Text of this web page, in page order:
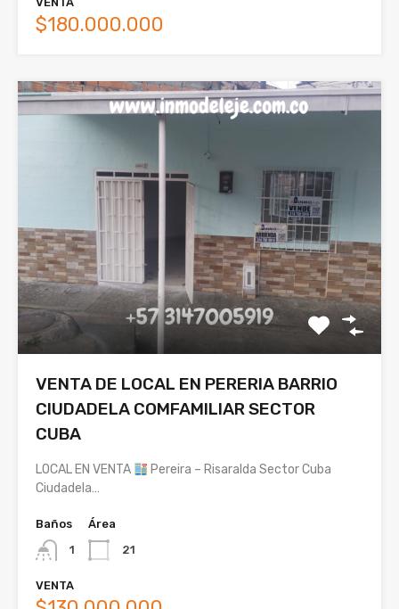
$180.000.000
VENTA DE LOCAL EN PERERIA BARRIO
CIUDADELA COMFAMILIAR SECTOR
CUBA
LOCAL EN VENTA
Pereira – Risaralda Sector Cuba
Ciudadela…
Baños
1
Área
21
VENTA